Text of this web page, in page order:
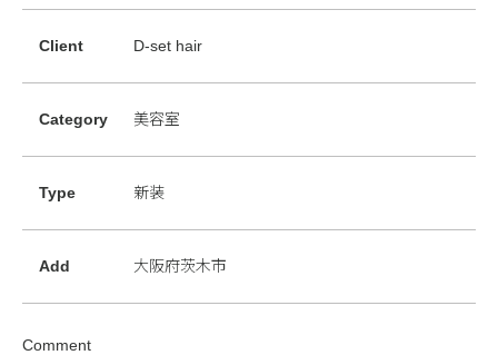
Client D-set hair
Category 美容室
Type 新装
Add 大阪府茨木市
Comment